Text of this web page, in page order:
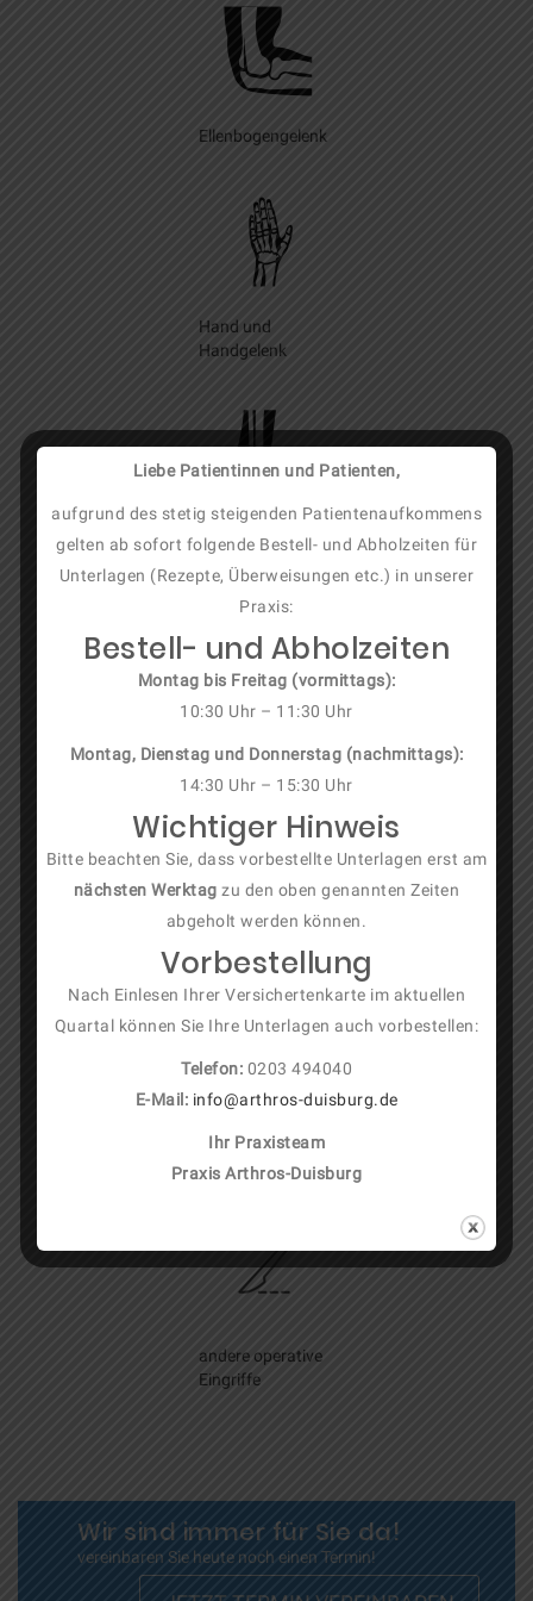
Ellenbogengelenk
Hand und
Handgelenk
Sprunggelenk und
Hüftgelenk
Kniegelenk
Wirbelsäule
andere operative
Eingriffe
Wir sind immer für Sie da!
vereinbaren Sie heute noch einen Termin!
Liebe Patientinnen und Patienten,
aufgrund des stetig steigenden Patientenaufkommens
gelten ab sofort folgende Bestell- und Abholzeiten für
Unterlagen (Rezepte, Überweisungen etc.) in unserer
Praxis:
Bestell- und Abholzeiten
Montag bis Freitag (vormittags):
10:30 Uhr – 11:30 Uhr
Montag, Dienstag und Donnerstag (nachmittags):
14:30 Uhr – 15:30 Uhr
Wichtiger Hinweis
Bitte beachten Sie, dass vorbestellte Unterlagen erst am
nächsten Werktag zu den oben genannten Zeiten
abgeholt werden können.
Vorbestellung
Nach Einlesen Ihrer Versichertenkarte im aktuellen
Quartal können Sie Ihre Unterlagen auch vorbestellen:
Telefon: 0203 494040
E-Mail: info@arthros-duisburg.de
Ihr Praxisteam
Praxis Arthros-Duisburg